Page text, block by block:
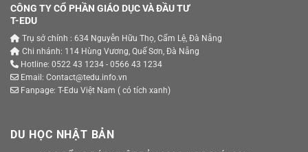
CÔNG TY CỔ PHẦN GIÁO DỤC VÀ ĐẦU TƯ
T-EDU
Trụ sở chính : 634 Nguyễn Hữu Thọ, Cẩm Lệ, Đà Nẵng
Chi nhánh: 114 Hùng Vương, Quế Sơn, Đà Nẵng
Hotline: 0522 43 1234 - 0566 43 1234
Email: Contact@tedu.info.vn
Fanpage: T-Edu Việt Nam ( có tích xanh)
DU HỌC NHẬT BẢN